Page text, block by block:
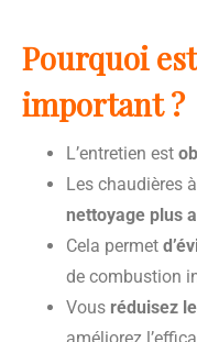
Pourquoi
important ?
L’entretien est
Les chaudières
nettoyage plus
Cela permet
de combustion
Vous réduisez
améliorez